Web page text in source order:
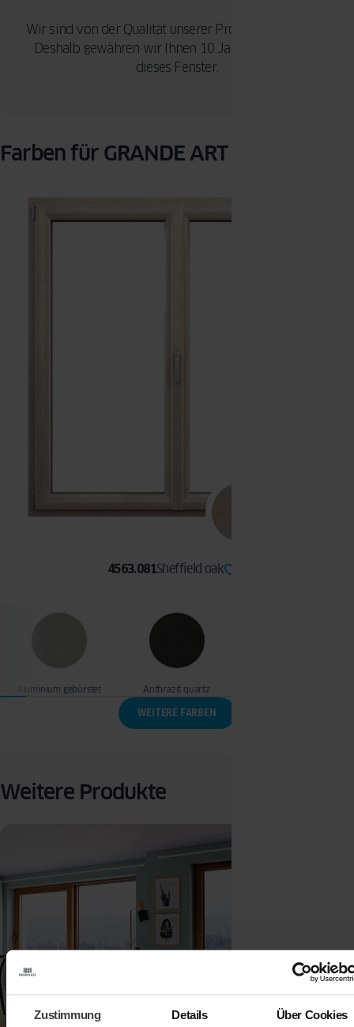
Zustimmung Details Über Cookies
Wir sind von der Qualität unserer Produkte überzeugt.
Deshalb gewähren wir Ihnen 10 Jahre Garantie auf
dieses Fenster.
Farben für GRANDE ART
Aluminium gebürstet Anthrazit quartz
WEITERE FARBEN
4563.081Sheffield oak
Weitere Produkte